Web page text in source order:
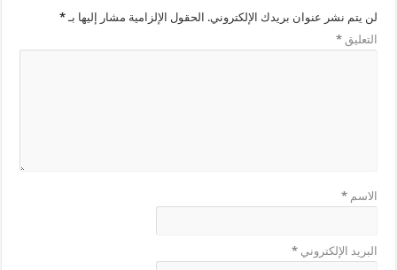
لن يتم نشر عنوان بريدك الإلكتروني. الحقول الإلزامية مشار إليها بـ*
التعليق*
الاسم*
البريد الإلكتروني*